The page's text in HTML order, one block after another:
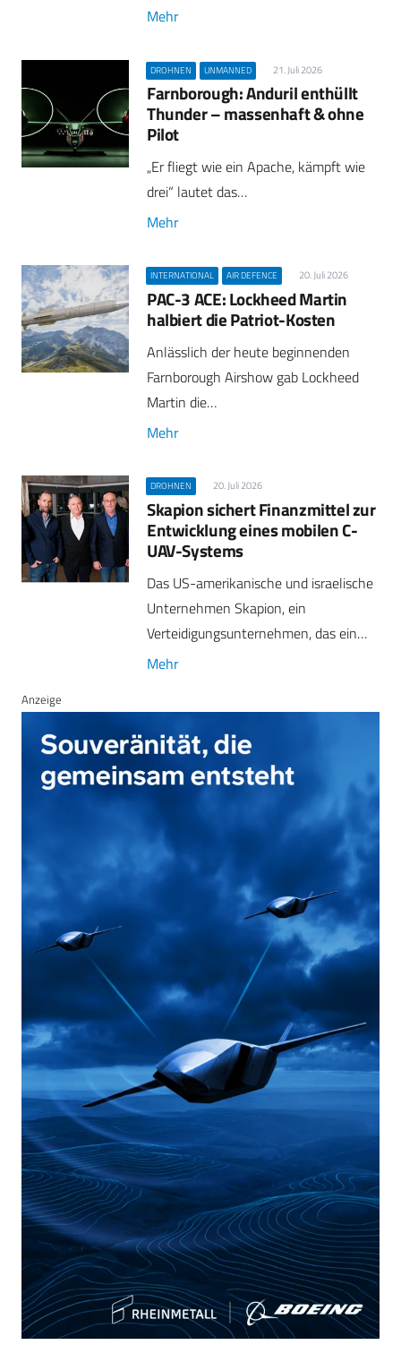
Mehr
DROHNEN UNMANNED 21. Juli 2026
Farnborough: Anduril enthüllt
Thunder – massenhaft & ohne
Pilot
„Er fliegt wie ein Apache, kämpft wie
drei“ lautet das…
Mehr
INTERNATIONAL AIR DEFENCE 20. Juli 2026
PAC-3 ACE: Lockheed Martin
halbiert die Patriot-Kosten
Anlässlich der heute beginnenden
Farnborough Airshow gab Lockheed
Martin die…
Mehr
DROHNEN 20. Juli 2026
Skapion sichert Finanzmittel zur
Entwicklung eines mobilen C-
UAV-Systems
Das US-amerikanische und israelische
Unternehmen Skapion, ein
Verteidigungsunternehmen, das ein…
Mehr
Anzeige